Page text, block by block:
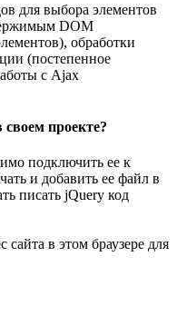
для выбора элементов
DOM
обработки
(постепенное
с Ajax
проекте?
подключить ее к
и добавить ее файл в
писать jQuery код
в этом браузере для